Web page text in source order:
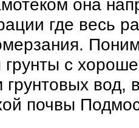
она
где весь
с
грунтовых
почвы